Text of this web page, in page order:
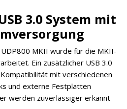
3.0 System mit
MKII wurde für die MKII-
Ein zusätzlicher USB 3.0
mit verschiedenen
und externe Festplatten
werden zuverlässiger erkannt